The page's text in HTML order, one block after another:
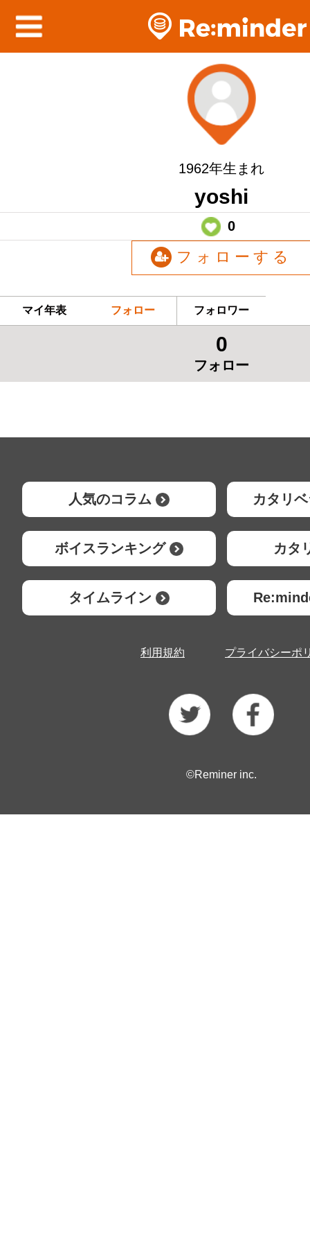
1962年生まれ
yoshi
0
フォローする
マイ年表 フォロー フォロワー
0
フォロー
人気のコラム カタリ
ボイスランキング カタ
タイムライン
利用規約 プライバシーポ
©Reminer inc.